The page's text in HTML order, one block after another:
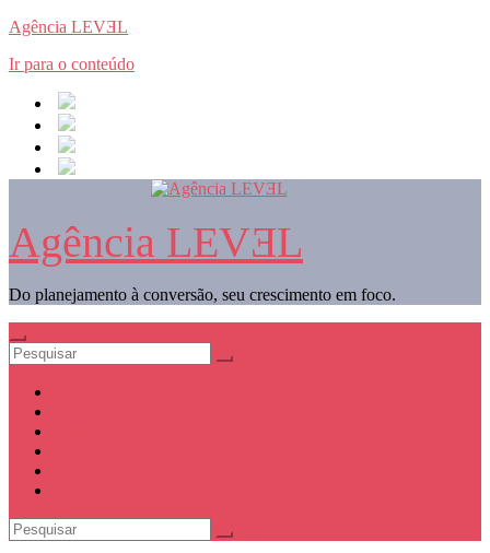
Agência LEVƎL
Ir para o conteúdo
Agência LEVƎL
Do planejamento à conversão, seu crescimento em foco.